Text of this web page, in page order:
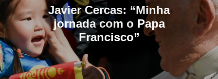
Javier Cercas: “Minha
jornada com o Papa
Francisco”